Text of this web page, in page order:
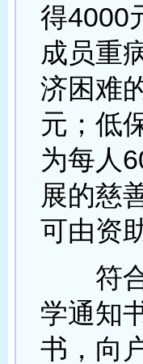
得4000
成员重
济困难
元；低
为每人
展的慈
可由资
符合
学通知
书，向